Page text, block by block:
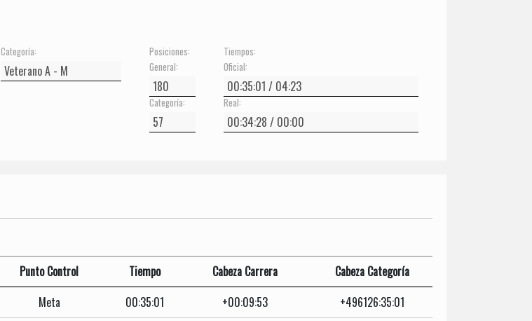
Categoría:
Posiciones:
General:
Categoría:
Tiempos:
Oficial:
Real:
Punto Control Tiempo Cabeza Carrera
Cabeza Categoría
Meta
00:35:01 +00:09:53 +496126:35:01